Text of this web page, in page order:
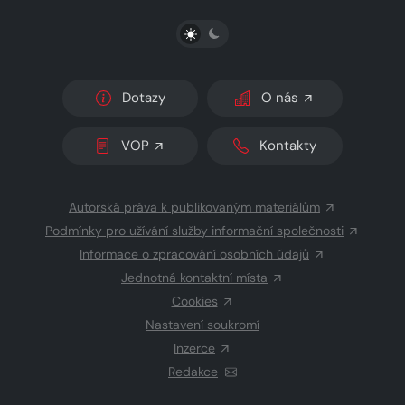
PŘEPNOUT SVĚTLÝ/TMAVÝ REŽIM
Dotazy O nás
VOP Kontakty
Autorská práva k publikovaným materiálům
Podmínky pro užívání služby informační společnosti
Informace o zpracování osobních údajů
Jednotná kontaktní místa
Cookies
Nastavení soukromí
Inzerce
Redakce